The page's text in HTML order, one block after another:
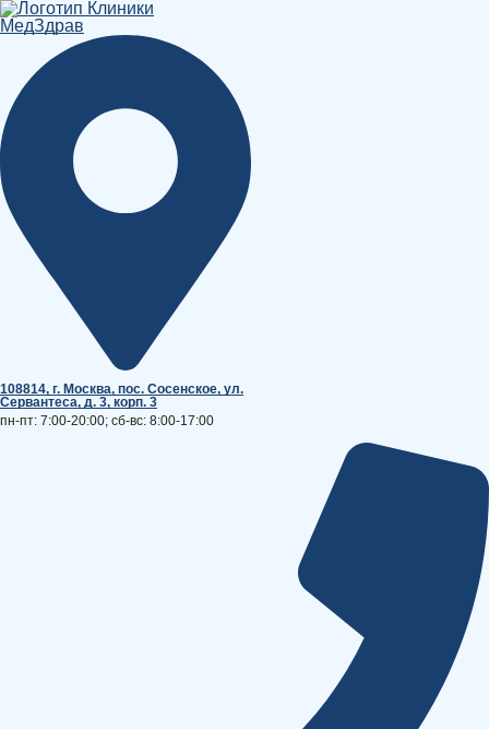
Перейти
к
содержимому
108814, г. Москва, поc. Сосенское, ул.
Сервантеса, д. 3, корп. 3
пн-пт: 7:00-20:00; сб-вс: 8:00-17:00